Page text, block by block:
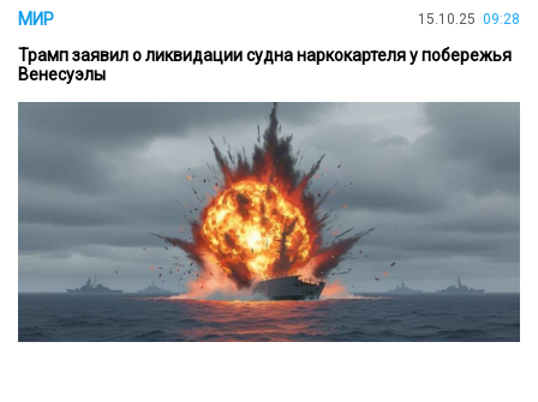
МИР 15.10.25 09:28
Трамп заявил о ликвидации судна наркокартеля у побережья
Венесуэлы